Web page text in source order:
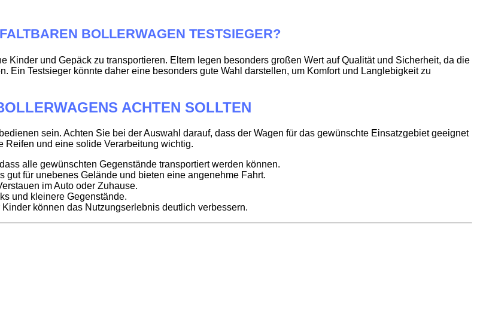
BOLLERWAGEN TESTSIEGER?
und Gepäck zu transportieren. Eltern legen besonders großen Wert auf Qualität und Sicherheit, da die
Ein Testsieger könnte daher eine besonders gute Wahl darstellen, um Komfort und Langlebigkeit zu
ACHTEN SOLLTEN
sein. Achten Sie bei der Auswahl darauf, dass der Wagen für das gewünschte Einsatzgebiet geeignet
Reifen und eine solide Verarbeitung wichtig.
alle gewünschten Gegenstände transportiert werden können.
für unebenes Gelände und bieten eine angenehme Fahrt.
im Auto oder Zuhause.
und kleinere Gegenstände.
können das Nutzungserlebnis deutlich verbessern.